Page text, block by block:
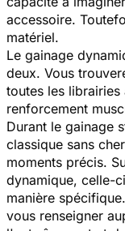
accessoire.
matériel.
Le gainage
deux. Vous
toutes les librairies
renforcement
Durant le gainage
classique sans
moments précis.
dynamique, celle-
manière
vous renseigner